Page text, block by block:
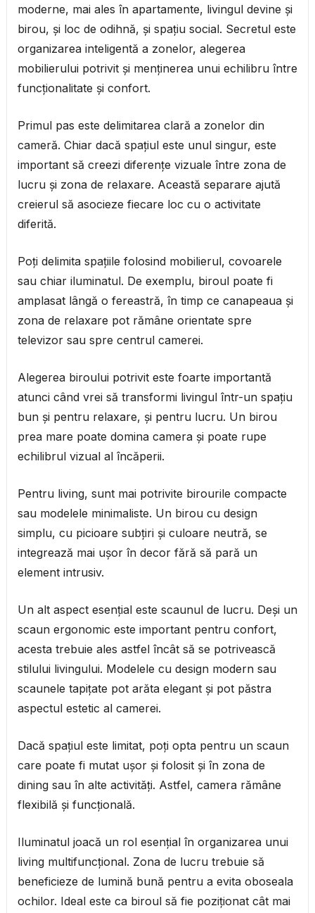
moderne, mai ales în apartamente, livingul devine și
birou, și loc de odihnă, și spațiu social. Secretul este
organizarea inteligentă a zonelor, alegerea
mobilierului potrivit și menținerea unui echilibru între
funcționalitate și confort.
Primul pas este delimitarea clară a zonelor din
cameră. Chiar dacă spațiul este unul singur, este
important să creezi diferențe vizuale între zona de
lucru și zona de relaxare. Această separare ajută
creierul să asocieze fiecare loc cu o activitate
diferită.
Poți delimita spațiile folosind mobilierul, covoarele
sau chiar iluminatul. De exemplu, biroul poate fi
amplasat lângă o fereastră, în timp ce canapeaua și
zona de relaxare pot rămâne orientate spre
televizor sau spre centrul camerei.
Alegerea biroului potrivit este foarte importantă
atunci când vrei să transformi livingul într-un spațiu
bun și pentru relaxare, și pentru lucru. Un birou
prea mare poate domina camera și poate rupe
echilibrul vizual al încăperii.
Pentru living, sunt mai potrivite birourile compacte
sau modelele minimaliste. Un birou cu design
simplu, cu picioare subțiri și culoare neutră, se
integrează mai ușor în decor fără să pară un
element intrusiv.
Un alt aspect esențial este scaunul de lucru. Deși un
scaun ergonomic este important pentru confort,
acesta trebuie ales astfel încât să se potrivească
stilului livingului. Modelele cu design modern sau
scaunele tapițate pot arăta elegant și pot păstra
aspectul estetic al camerei.
Dacă spațiul este limitat, poți opta pentru un scaun
care poate fi mutat ușor și folosit și în zona de
dining sau în alte activități. Astfel, camera rămâne
flexibilă și funcțională.
Iluminatul joacă un rol esențial în organizarea unui
living multifuncțional. Zona de lucru trebuie să
beneficieze de lumină bună pentru a evita oboseala
ochilor. Ideal este ca biroul să fie poziționat cât mai